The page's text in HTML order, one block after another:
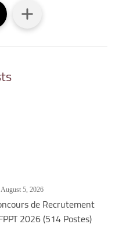
August 5, 2026
de Recrutement
2026 (514 Postes)